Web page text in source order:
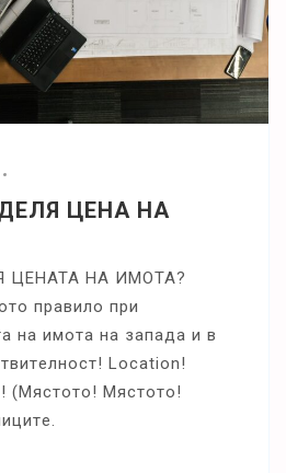
ЦЕНА НА
ЦEHATA HA ИMOTA?
пpaвилo пpи
нa имoтa нa зaпaдa и в
Lосаtіоn!
(Mяcтoтo! Mяcтoтo!